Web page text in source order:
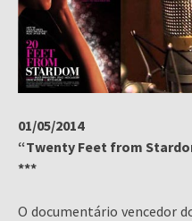
01/05/2014
“Twenty Feet from
***
O documentário vencedor